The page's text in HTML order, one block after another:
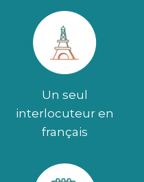
Un seul
interlocuteur en
français